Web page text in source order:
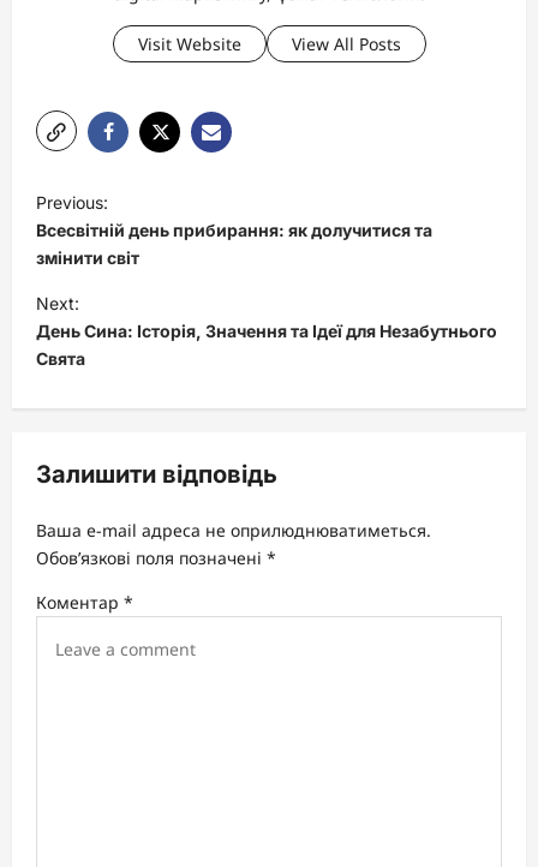
Visit Website View All Posts
o
s
t
n
a
v
g
a
t
i
Previous:
Всесвітній день прибирання: як долучитися та
змінити світ
Next:
День Сина: Історія, Значення та Ідеї для Незабутнього
Свята
Залишити відповідь
Ваша e-mail адреса не оприлюднюватиметься.
Обов’язкові поля позначені *
Коментар *